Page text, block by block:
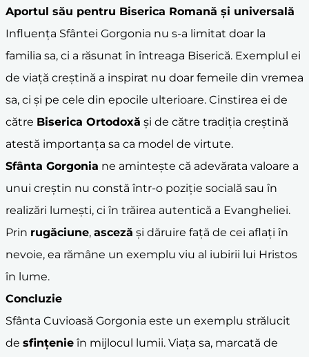
Aportul său pentru Biserica Romană și universală
Influența Sfântei Gorgonia nu s-a limitat doar la
familia sa, ci a răsunat în întreaga Biserică. Exemplul ei
de viață creștină a inspirat nu doar femeile din vremea
sa, ci și pe cele din epocile ulterioare. Cinstirea ei de
către Biserica Ortodoxă și de către tradiția creștină
atestă importanța sa ca model de virtute.
Sfânta Gorgonia ne amintește că adevărata valoare a
unui creștin nu constă într-o poziție socială sau în
realizări lumești, ci în trăirea autentică a Evangheliei.
Prin rugăciune, asceză și dăruire față de cei aflați în
nevoie, ea rămâne un exemplu viu al iubirii lui Hristos
în lume.
Concluzie
Sfânta Cuvioasă Gorgonia este un exemplu strălucit
de sfințenie în mijlocul lumii. Viața sa, marcată de